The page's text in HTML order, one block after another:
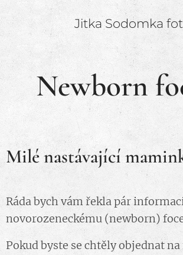
Jitka Sodomka
Newborn
Milé nastávající
Ráda bych vám řekla pár
novorozeneckému (newborn)
Pokud byste se chtěly objednat na